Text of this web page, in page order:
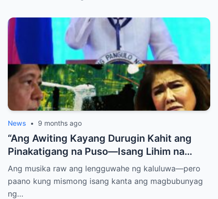
News • 9 months ago
“Ang Awiting Kayang Durugin Kahit ang
Pinakatigang na Puso—Isang Lihim na
Himig na Maglalantad ng Sakit,
Pagkakawatak, at mga Kapatid na
Nakalimot Magmahal
Ang musika raw ang lengguwahe ng kaluluwa—pero
paano kung mismong isang kanta ang magbubunyag
ng…